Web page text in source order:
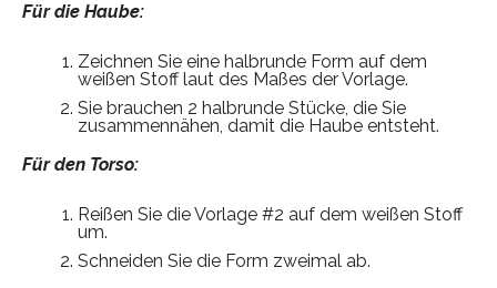
Für die Haube:
Zeichnen Sie eine halbrunde Form auf dem
weißen Stoff laut des Maßes der Vorlage.
Sie brauchen 2 halbrunde Stücke, die Sie
zusammennähen, damit die Haube entsteht.
Für den Torso:
Reißen Sie die Vorlage #2 auf dem weißen Stoff
um.
Schneiden Sie die Form zweimal ab.